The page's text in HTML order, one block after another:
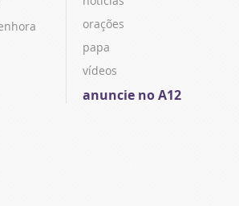
orações
papa
vídeos
anuncie no A12